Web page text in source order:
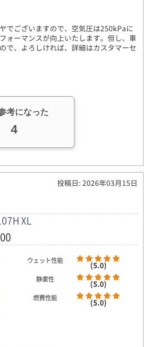
でございますので、空気圧は250kPaに
ォーマンスが向上いたします。但し、車
で、よろしければ、詳細はカスタマーセ
考になった
4
投稿日: 2026年03月15日
XL
ウェット性能 (5.0)
静粛性 (5.0)
燃費性能 (5.0)